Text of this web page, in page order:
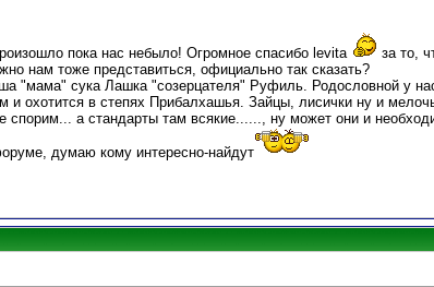
пока нас небыло! Огромное спасибо levita
за то,
нам тоже представиться, официально так сказать?
"мама" сука Лашка "созерцателя" Руфиль. Родословной у
и охотится в степях Прибалхашья. Зайцы, лисички ну и
а стандарты там всякие......, ну может они и
думаю кому интересно-найдут